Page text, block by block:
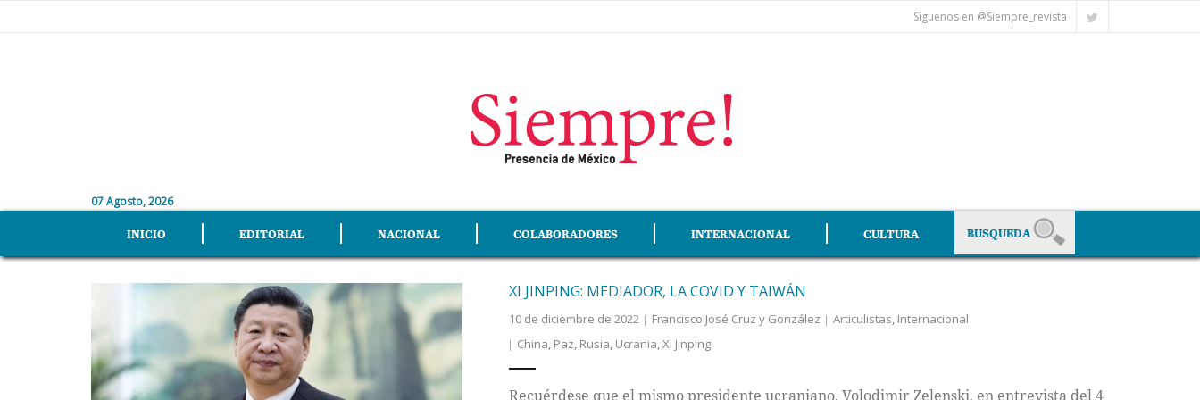
Síguenos en @Siempre_revista
07 Agosto, 2026
INICIO EDITORIAL NACIONAL COLABORADORES INTERNACIONAL CULTURA
XI JINPING: MEDIADOR, LA COVID Y TAIWÁN
10 de diciembre de 2022 Francisco José Cruz y González Articulistas, Internacional
China, Paz, Rusia, Ucrania,Xi Jinping
Recuérdese que el mismo presidente ucraniano, Volodimir Zelenski, en entrevista del 4